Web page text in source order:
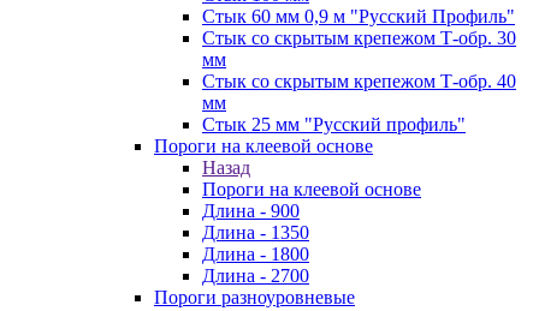
Стык 60 мм 0,9 м "Русский Профиль"
Стык со скрытым крепежом Т-обр. 30
мм
Стык со скрытым крепежом Т-обр. 40
мм
Стык 25 мм "Русский профиль"
Пороги на клеевой основе
Назад
Пороги на клеевой основе
Длина - 900
Длина - 1350
Длина - 1800
Длина - 2700
Пороги разноуровневые